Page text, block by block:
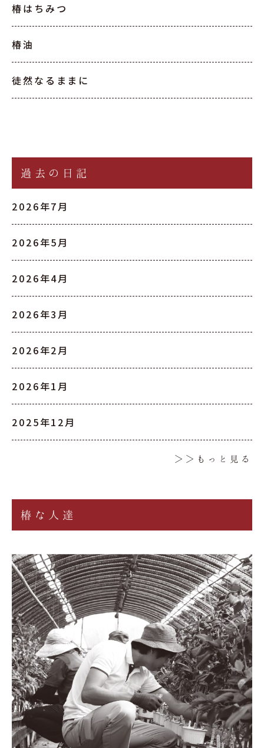
椿はちみつ
椿油
徒然なるままに
過去の日記
2026年7月
2026年5月
2026年4月
2026年3月
2026年2月
2026年1月
2025年12月
＞＞もっと見る
椿な人達